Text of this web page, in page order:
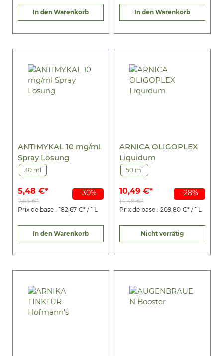
In den Warenkorb In den Warenkorb
-30%
ANTIMYKAL 10 mg/ml
Spray Lösung
30 ml
5,48 €*
7,85 €*
Prix de base : 182,67 €* / 1 L
In den Warenkorb
-28%
ARNICA OLIGOPLEX
Liquidum
50 ml
10,49 €*
14,48 €*
Prix de base : 209,80 €* / 1 L
Nicht vorrätig